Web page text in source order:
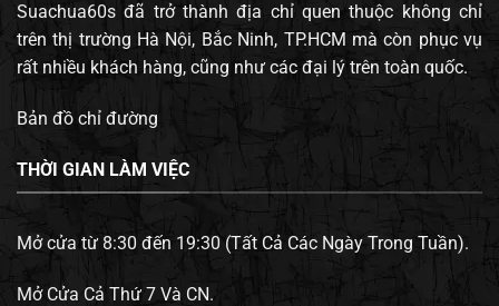
Suachua60s đã trở thành địa chỉ quen thuộc không chỉ
trên thị trường Hà Nội, Bắc Ninh, TP.HCM mà còn phục vụ
rất nhiều khách hàng, cũng như các đại lý trên toàn quốc.
Bản đồ chỉ đường
THỜI GIAN LÀM VIỆC
Mở cửa từ 8:30 đến 19:30 (Tất Cả Các Ngày Trong Tuần).
Mở Cửa Cả Thứ 7 Và CN.